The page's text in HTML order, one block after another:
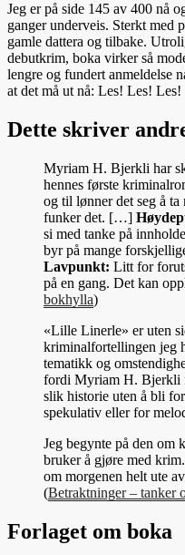
Jeg er på side 145 av 400 nå
ganger underveis. Sterkt med
gamle dattera og tilbake.
debutkrim, boka virker så
lengre og fundert anmeldelse
at det må ut nå: Les! Les! Les!
Dette skriver
Myriam H. Bjerkli har
hennes første
og til lønner det seg å
funker det. […]
si med tanke på
byr på mange
Lavpunkt: Litt for
på en gang. Det kan
bokhylla)
«Lille Linerle» er uten
kriminalfortellingen jeg
tematikk og
fordi Myriam H. Bjerkli
slik historie uten å bli
spekulativ eller for
Jeg begynte på den om
bruker å gjøre med
om morgenen helt ute
(Betraktninger – tanker
Forlaget om boka